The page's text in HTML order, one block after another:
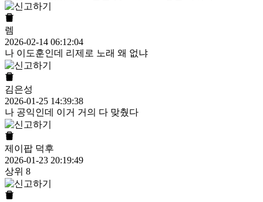
렘
2026-02-14 06:12:04
나 이도훈인데 리제로 노래 왜 없냐
김은성
2026-01-25 14:39:38
나 공익인데 이거 거의 다 맞췄다
제이팝 덕후
2026-01-23 20:19:49
상위 8